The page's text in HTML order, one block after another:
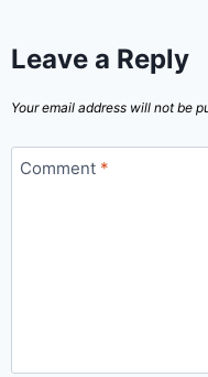
Leave a Reply
Your email address will not be
Comment *